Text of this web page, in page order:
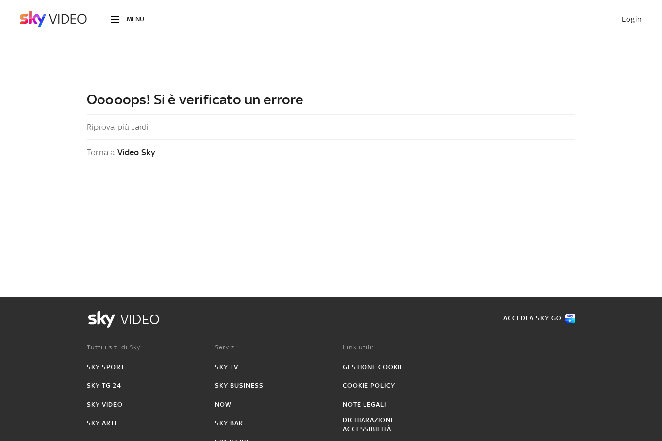
MENU Login
Ooooops! Si è verificato un errore
Riprova più tardi
Torna a Video Sky
VIDEO ACCEDI A SKY GO
Tutti i siti di Sky:
SKY SPORT
SKY TG 24
SKY VIDEO
SKY ARTE
Servizi:
SKY TV
SKY BUSINESS
NOW
SKY BAR
Link utili:
GESTIONE COOKIE
COOKIE POLICY
NOTE LEGALI
DICHIARAZIONE
ACCESSIBILITÀ